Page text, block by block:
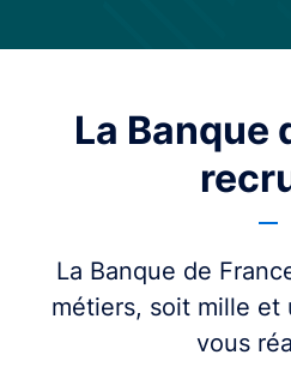
La Banque
La Banque de
métiers, soit mille et
vous